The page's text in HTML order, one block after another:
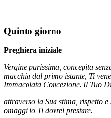
Quinto giorno
Preghiera iniziale
Vergine purissima, concepita
macchia dal primo istante, Ti
Immacolata Concezione. Il Tuo
attraverso la Sua stima, rispetto
omaggi io Ti dovrei prestare.